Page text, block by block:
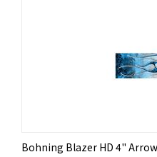
Bohning Blazer HD 4"